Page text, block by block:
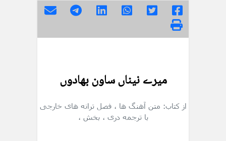
میرے نیناں ساون بهادوں
از کتاب: متن آهنگ ها ، فصل ترانه های خارجی
با ترجمه دری ، بخش ،